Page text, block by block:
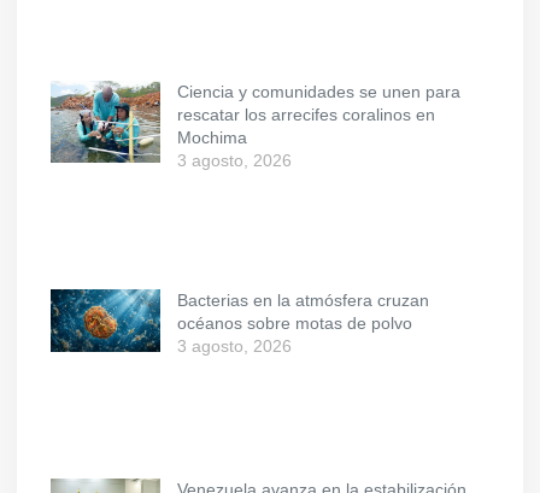
Ciencia y comunidades se unen para
rescatar los arrecifes coralinos en
Mochima
3 agosto, 2026
Bacterias en la atmósfera cruzan
océanos sobre motas de polvo
3 agosto, 2026